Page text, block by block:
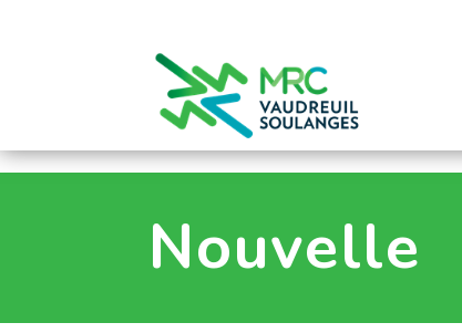
Nouvelle